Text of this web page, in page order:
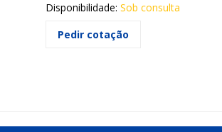
Disponibilidade: Sob consulta
Pedir cotação